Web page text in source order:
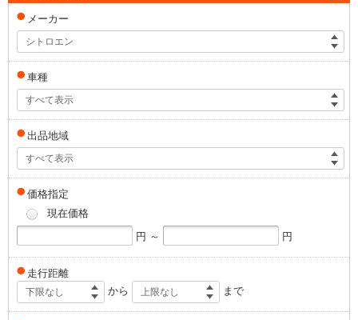
メーカー
シトロエン
車種
すべて表示
出品地域
すべて表示
価格指定
現在価格
円 ～
円
走行距離
下限なし から 上限なし まで